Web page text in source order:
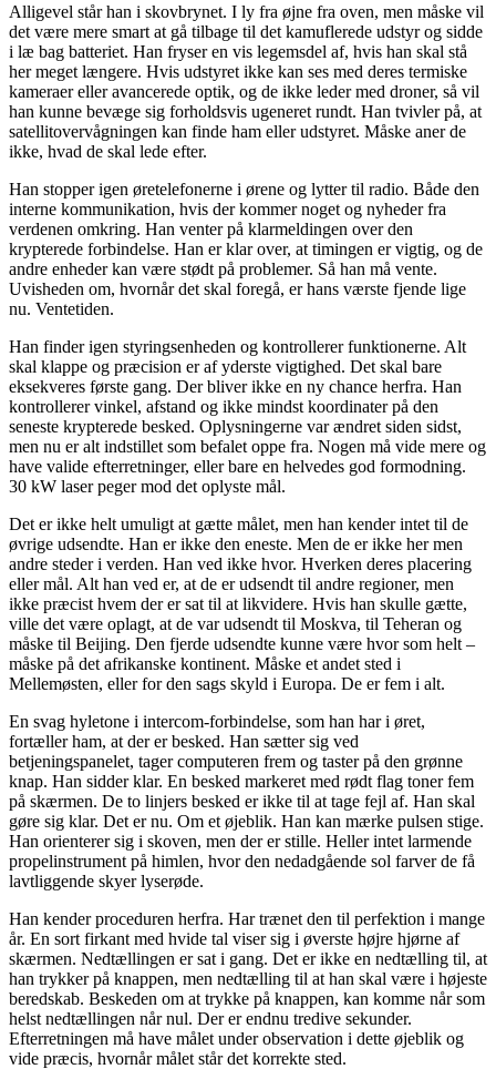
Alligevel står han i skovbrynet. I ly fra øjne fra oven, men måske vil
det være mere smart at gå tilbage til det kamuflerede udstyr og sidde
i læ bag batteriet. Han fryser en vis legemsdel af, hvis han skal stå
her meget længere. Hvis udstyret ikke kan ses med deres termiske
kameraer eller avancerede optik, og de ikke leder med droner, så vil
han kunne bevæge sig forholdsvis ugeneret rundt. Han tvivler på, at
satellitovervågningen kan finde ham eller udstyret. Måske aner de
ikke, hvad de skal lede efter.
Han stopper igen øretelefonerne i ørene og lytter til radio. Både den
interne kommunikation, hvis der kommer noget og nyheder fra
verdenen omkring. Han venter på klarmeldingen over den
krypterede forbindelse. Han er klar over, at timingen er vigtig, og de
andre enheder kan være stødt på problemer. Så han må vente.
Uvisheden om, hvornår det skal foregå, er hans værste fjende lige
nu. Ventetiden.
Han finder igen styringsenheden og kontrollerer funktionerne. Alt
skal klappe og præcision er af yderste vigtighed. Det skal bare
eksekveres første gang. Der bliver ikke en ny chance herfra. Han
kontrollerer vinkel, afstand og ikke mindst koordinater på den
seneste krypterede besked. Oplysningerne var ændret siden sidst,
men nu er alt indstillet som befalet oppe fra. Nogen må vide mere og
have valide efterretninger, eller bare en helvedes god formodning.
30 kW laser peger mod det oplyste mål.
Det er ikke helt umuligt at gætte målet, men han kender intet til de
øvrige udsendte. Han er ikke den eneste. Men de er ikke her men
andre steder i verden. Han ved ikke hvor. Hverken deres placering
eller mål. Alt han ved er, at de er udsendt til andre regioner, men
ikke præcist hvem der er sat til at likvidere. Hvis han skulle gætte,
ville det være oplagt, at de var udsendt til Moskva, til Teheran og
måske til Beijing. Den fjerde udsendte kunne være hvor som helt –
måske på det afrikanske kontinent. Måske et andet sted i
Mellemøsten, eller for den sags skyld i Europa. De er fem i alt.
En svag hyletone i intercom-forbindelse, som han har i øret,
fortæller ham, at der er besked. Han sætter sig ved
betjeningspanelet, tager computeren frem og taster på den grønne
knap. Han sidder klar. En besked markeret med rødt flag toner fem
på skærmen. De to linjers besked er ikke til at tage fejl af. Han skal
gøre sig klar. Det er nu. Om et øjeblik. Han kan mærke pulsen stige.
Han orienterer sig i skoven, men der er stille. Heller intet larmende
propelinstrument på himlen, hvor den nedadgående sol farver de få
lavtliggende skyer lyserøde.
Han kender proceduren herfra. Har trænet den til perfektion i mange
år. En sort firkant med hvide tal viser sig i øverste højre hjørne af
skærmen. Nedtællingen er sat i gang. Det er ikke en nedtælling til, at
han trykker på knappen, men nedtælling til at han skal være i højeste
beredskab. Beskeden om at trykke på knappen, kan komme når som
helst nedtællingen når nul. Der er endnu tredive sekunder.
Efterretningen må have målet under observation i dette øjeblik og
vide præcis, hvornår målet står det korrekte sted.